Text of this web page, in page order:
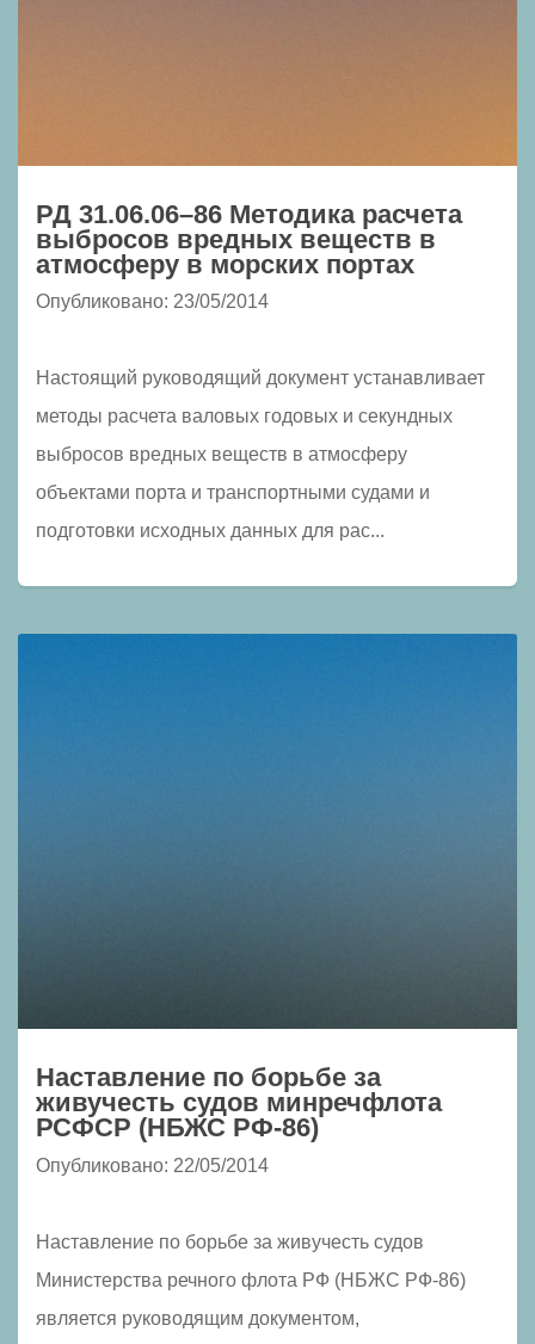
РД 31.06.06–86 Методика расчета
выбросов вредных веществ в
атмосферу в морских портах
Опубликовано: 23/05/2014
Настоящий руководящий документ устанавливает
методы расчета валовых годовых и секундных
выбросов вредных веществ в атмосферу
объектами порта и транспортными судами и
подготовки исходных данных для рас...
Наставление по борьбе за
живучесть судов минречфлота
РСФСР (НБЖС РФ-86)
Опубликовано: 22/05/2014
Наставление по борьбе за живучесть судов
Министерства речного флота РФ (НБЖС РФ-86)
является руководящим документом,